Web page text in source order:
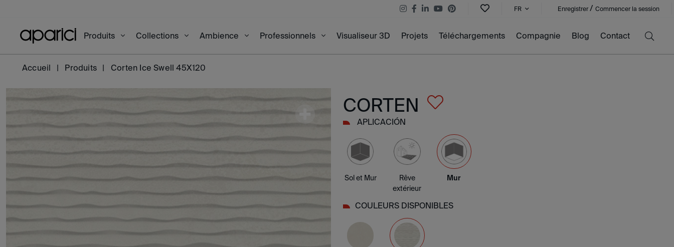
FR Enregistrer / Commencer la session
Produits Collections Ambience Professionnels Visualiseur 3D Projets Téléchargements Compagnie Blog Contact
Accueil Produits Corten Ice Swell 45X120
CORTEN
APLICACIÓN
Sol et Mur
Rêve
extérieur
Mur
COULEURS DISPONIBLES